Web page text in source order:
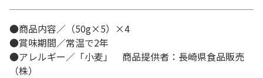
●商品内容／（50g×5）×4
●賞味期間／常温で2年
●アレルギー／「小麦」 商品提供者：長崎県食品販売
（株）